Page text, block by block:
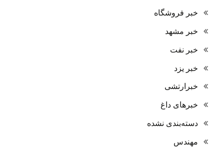
خبر فروشگاه
خبر مشهد
خبر نفت
خبر یزد
خبرارتشی
خبرهای داغ
دسته‌بندی نشده
مهندس